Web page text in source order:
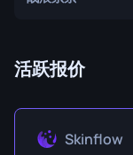
活跃报价
Skinflow